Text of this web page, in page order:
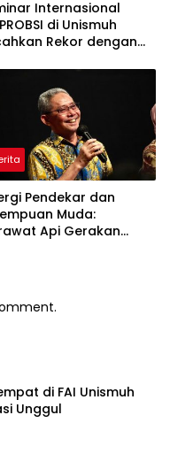
Internasional
di Unismuh
Rekor dengan
Pendekar dan
Muda:
Api Gerakan
di FAI Unismuh
Unggul